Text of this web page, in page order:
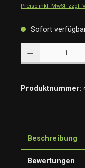
Preise inkl. MwSt. zzgl.
Sofort
Produktnummer:
Beschreibung
Bewertungen